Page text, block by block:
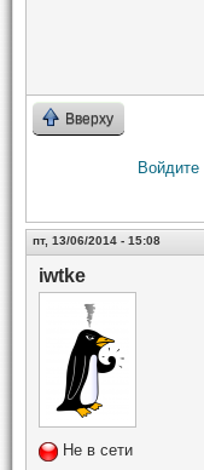
Вверху
Войдите
пт, 13/06/2014 - 15:08
iwtke
Не в сети